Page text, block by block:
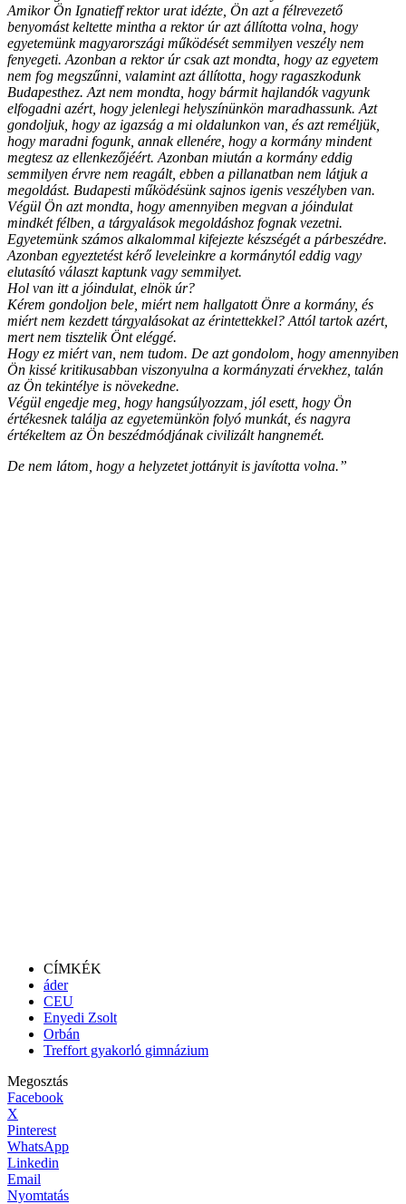
Amikor Ön Ignatieff rektor urat idézte, Ön azt a félrevezető
benyomást keltette mintha a rektor úr azt állította volna, hogy
egyetemünk magyarországi működését semmilyen veszély nem
fenyegeti. Azonban a rektor úr csak azt mondta, hogy az egyetem
nem fog megszűnni, valamint azt állította, hogy ragaszkodunk
Budapesthez. Azt nem mondta, hogy bármit hajlandók vagyunk
elfogadni azért, hogy jelenlegi helyszínünkön maradhassunk. Azt
gondoljuk, hogy az igazság a mi oldalunkon van, és azt reméljük,
hogy maradni fogunk, annak ellenére, hogy a kormány mindent
megtesz az ellenkezőjéért. Azonban miután a kormány eddig
semmilyen érvre nem reagált, ebben a pillanatban nem látjuk a
megoldást. Budapesti működésünk sajnos igenis veszélyben van.
Végül Ön azt mondta, hogy amennyiben megvan a jóindulat
mindkét félben, a tárgyalások megoldáshoz fognak vezetni.
Egyetemünk számos alkalommal kifejezte készségét a párbeszédre.
Azonban egyeztetést kérő leveleinkre a kormánytól eddig vagy
elutasító választ kaptunk vagy semmilyet.
Hol van itt a jóindulat, elnök úr?
Kérem gondoljon bele, miért nem hallgatott Önre a kormány, és
miért nem kezdett tárgyalásokat az érintettekkel? Attól tartok azért,
mert nem tisztelik Önt eléggé.
Hogy ez miért van, nem tudom. De azt gondolom, hogy amennyiben
Ön kissé kritikusabban viszonyulna a kormányzati érvekhez, talán
az Ön tekintélye is növekedne.
Végül engedje meg, hogy hangsúlyozzam, jól esett, hogy Ön
értékesnek találja az egyetemünkön folyó munkát, és nagyra
értékeltem az Ön beszédmódjának civilizált hangnemét.
De nem látom, hogy a helyzetet jottányit is javította volna.”
CÍMKÉK
áder
CEU
Enyedi Zsolt
Orbán
Treffort gyakorló gimnázium
Megosztás
Facebook
X
Pinterest
WhatsApp
Linkedin
Email
Nyomtatás